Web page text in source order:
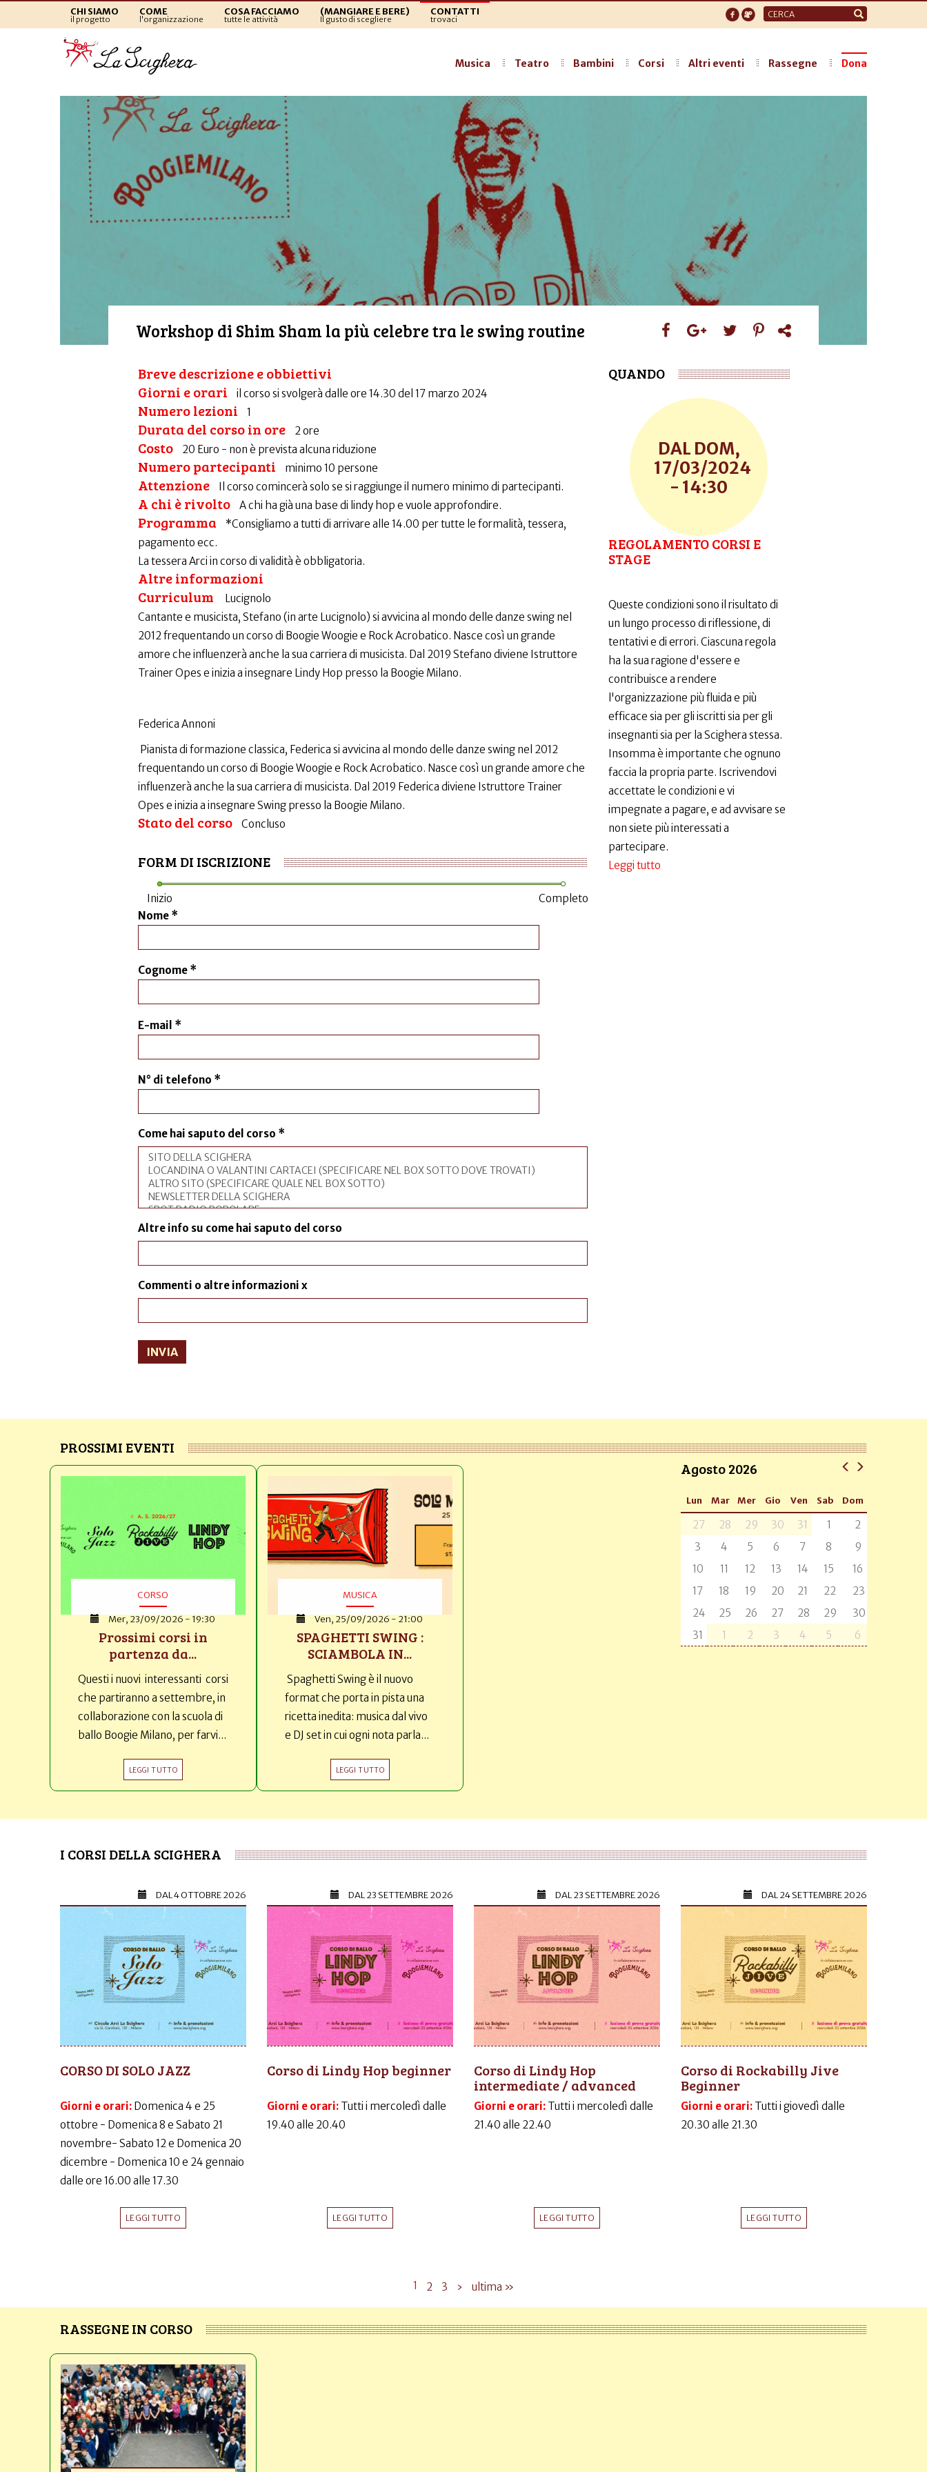
CHI SIAMO
il progetto
COME
l'organizzazione
COSA FACCIAMO
tutte le attività
(MANGIARE E BERE)
Il gusto di scegliere
CONTATTI
trovaci
Form
di
Musica Teatro Bambini Corsi Altri eventi Rassegne Dona
Workshop di Shim Sham la più celebre tra le swing routine
Breve descrizione e obbiettivi
Giorni e orari
il corso si svolgerà dalle ore 14.30 del 17 marzo 2024
Numero lezioni 1
Durata del corso in ore 2 ore
Costo 20 Euro - non è prevista alcuna riduzione
Numero partecipanti minimo 10 persone
Attenzione Il corso comincerà solo se si raggiunge il numero minimo di partecipanti.
A chi è rivolto A chi ha già una base di lindy hop e vuole approfondire.
Programma
*Consigliamo a tutti di arrivare alle 14.00 per tutte le formalità, tessera,
pagamento ecc.
La tessera Arci in corso di validità è obbligatoria.
Altre informazioni
Curriculum
Lucignolo
Cantante e musicista, Stefano (in arte Lucignolo) si avvicina al mondo delle danze swing nel
2012 frequentando un corso di Boogie Woogie e Rock Acrobatico. Nasce così un grande
amore che influenzerà anche la sua carriera di musicista. Dal 2019 Stefano diviene Istruttore
Trainer Opes e inizia a insegnare Lindy Hop presso la Boogie Milano.
Federica Annoni
Pianista di formazione classica, Federica si avvicina al mondo delle danze swing nel 2012
frequentando un corso di Boogie Woogie e Rock Acrobatico. Nasce così un grande amore che
influenzerà anche la sua carriera di musicista. Dal 2019 Federica diviene Istruttore Trainer
Opes e inizia a insegnare Swing presso la Boogie Milano.
Stato del corso Concluso
FORM DI ISCRIZIONE
Inizio
Completo
Nome *
Cognome *
E-mail *
N° di telefono *
Come hai saputo del corso *
Altre info su come hai saputo del corso
Commenti o altre informazioni x
INVIA
QUANDO
DOM,
17/03/2024
- 14:30
REGOLAMENTO CORSI E
STAGE
Queste condizioni sono il risultato di
un lungo processo di riflessione, di
tentativi e di errori. Ciascuna regola
ha la sua ragione d'essere e
contribuisce a rendere
l'organizzazione più fluida e più
efficace sia per gli iscritti sia per gli
insegnanti sia per la Scighera stessa.
Insomma è importante che ognuno
faccia la propria parte. Iscrivendovi
accettate le condizioni e vi
impegnate a pagare, e ad avvisare se
non siete più interessati a
partecipare.
Leggi tutto
PROSSIMI EVENTI
CORSO
Mer, 23/09/2026 - 19:30
Prossimi corsi in
partenza da...
Questi i nuovi interessanti corsi
che partiranno a settembre, in
collaborazione con la scuola di
ballo Boogie Milano, per farvi...
LEGGI TUTTO
MUSICA
Ven, 25/09/2026 - 21:00
SPAGHETTI SWING :
SCIAMBOLA IN...
Spaghetti Swing è il nuovo
format che porta in pista una
ricetta inedita: musica dal vivo
e DJ set in cui ogni nota parla...
LEGGI TUTTO
Agosto 2026
Lun Mar Mer Gio Ven Sab Dom
27 28 29 30 31 1
2
3
4 5 6 7 8
9
10
11 12 13 14 15
16
17
18 19 20 21 22
23
24
25 26 27 28 29
30
31
1 2 3 4 5 6
I CORSI DELLA SCIGHERA
DAL4 OTTOBRE 2026
CORSO DI SOLO JAZZ
Giorni e orari: Domenica 4 e 25
ottobre - Domenica 8 e Sabato 21
novembre- Sabato 12 e Domenica 20
dicembre - Domenica 10 e 24 gennaio
dalle ore 16.00 alle 17.30
LEGGI TUTTO
DAL23 SETTEMBRE 2026
Corso di Lindy Hop beginner
Giorni e orari: Tutti i mercoledì dalle
19.40 alle 20.40
LEGGI TUTTO
DAL23 SETTEMBRE 2026
Corso di Lindy Hop
intermediate / advanced
Giorni e orari: Tutti i mercoledì dalle
21.40 alle 22.40
LEGGI TUTTO
DAL24 SETTEMBRE 2026
Corso di Rockabilly Jive
Beginner
Giorni e orari: Tutti i giovedì dalle
20.30 alle 21.30
LEGGI TUTTO
1 2 3 › ultima »
RASSEGNE IN CORSO